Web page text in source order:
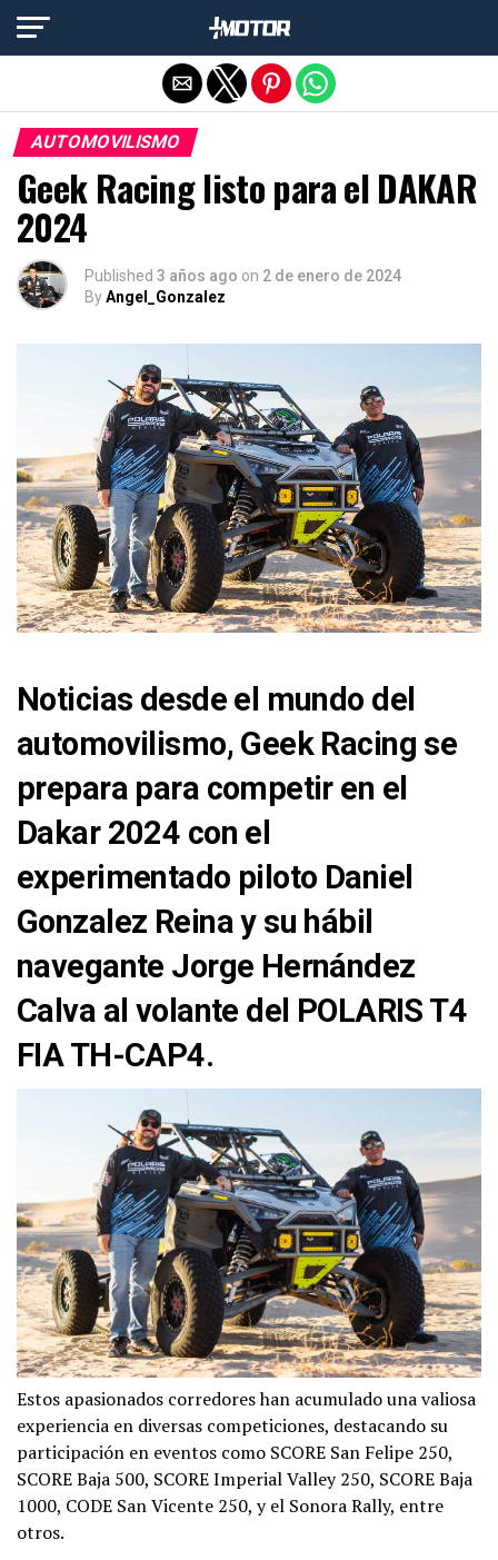
AUTOMOVILISMO
Geek Racing listo para el DAKAR
2024
Published 3 años ago on 2 de enero de 2024
ByAngel_Gonzalez
Noticias desde el mundo del
automovilismo, Geek Racing se
prepara para competir en el
Dakar 2024 con el
experimentado piloto Daniel
Gonzalez Reina y su hábil
navegante Jorge Hernández
Calva al volante del POLARIS T4
FIA TH-CAP4.
Estos apasionados corredores han acumulado una valiosa
experiencia en diversas competiciones, destacando su
participación en eventos como SCORE San Felipe 250,
SCORE Baja 500, SCORE Imperial Valley 250, SCORE Baja
1000, CODE San Vicente 250, y el Sonora Rally, entre
otros.
Salir de la versión móvil